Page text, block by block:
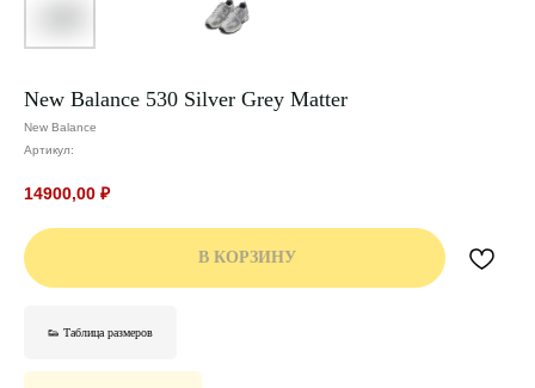
New Balance 530 Silver Grey Matter
New Balance
Артикул:
14900,00 ₽
В КОРЗИНУ
👟 Таблица размеров